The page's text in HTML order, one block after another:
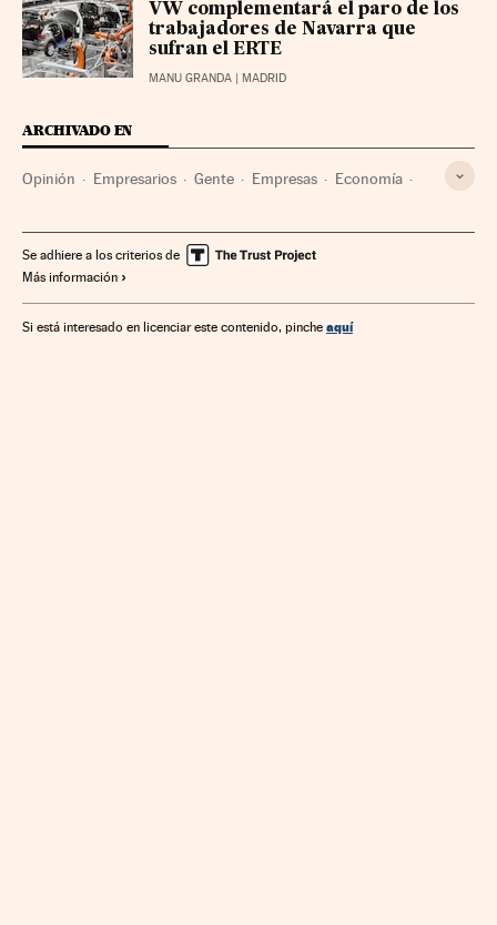
VW complementará el paro de los
trabajadores de Navarra que
sufran el ERTE
MANU GRANDA | MADRID
ARCHIVADO EN
Opinión Empresarios Gente Empresas Economía
Se adhiere a los criterios de
Más información
Si está interesado en licenciar este contenido, pinche aquí